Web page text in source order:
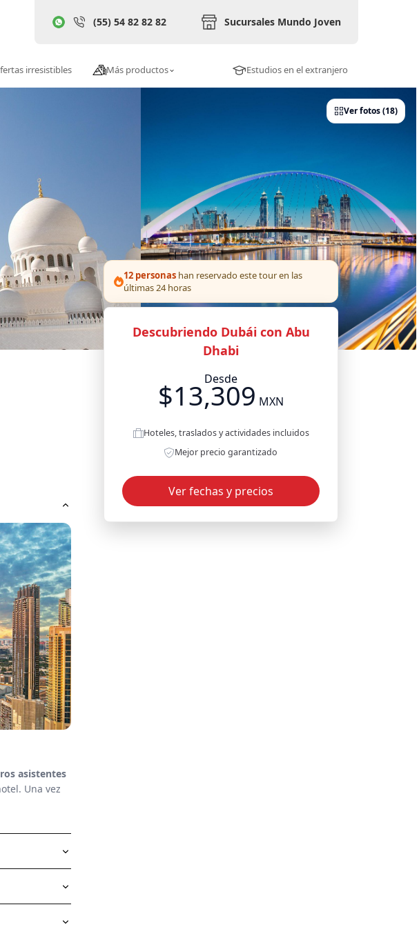
(55) 54 82 82 82 Sucursales Mundo Joven
irresistibles Más productos Estudios en el extranjero
Ver fotos (18)
12 personas han reservado este tour en las
últimas 24 horas
Descubriendo Dubái con Abu
Dhabi
Desde
$13,309 MXN
Hoteles, traslados y actividades incluidos
Mejor precio garantizado
Ver fechas y precios
asistentes
Una vez